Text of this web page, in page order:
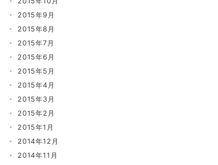
2015年9月
2015年8月
2015年7月
2015年6月
2015年5月
2015年4月
2015年3月
2015年2月
2015年1月
2014年12月
2014年11月